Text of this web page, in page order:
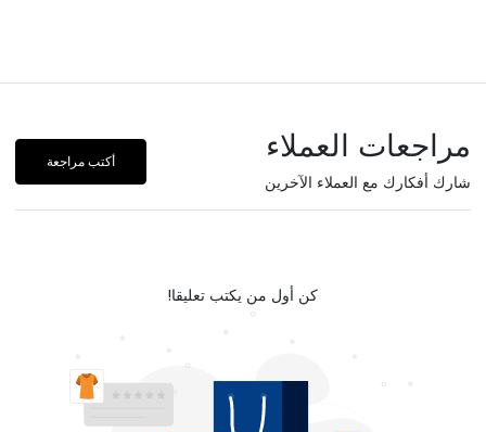
مراجعات العملاء
شارك أفكارك مع العملاء الآخرين
أكتب مراجعة
كن أول من يكتب تعليقا!